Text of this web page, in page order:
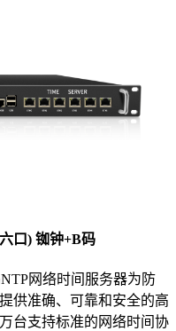
口) 铷钟+B码
网络时间服务器为防
供准确、可靠和安全的高
台支持标准的网络时间协